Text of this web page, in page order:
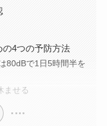
4つの予防方法
80dBで1日5時間半を
ませる